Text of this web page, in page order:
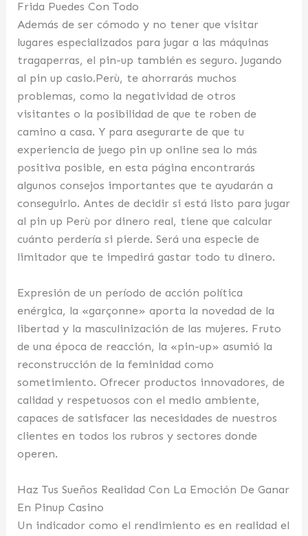
Frida Puedes Con Todo
Además de ser cómodo y no tener que visitar
lugares especializados para jugar a las máquinas
tragaperras, el pin-up también es seguro. Jugando
al pin up casio.Perù, te ahorrarás muchos
problemas, como la negatividad de otros
visitantes o la posibilidad de que te roben de
camino a casa. Y para asegurarte de que tu
experiencia de juego pin up online sea lo más
positiva posible, en esta página encontrarás
algunos consejos importantes que te ayudarán a
conseguirlo. Antes de decidir si está listo para jugar
al pin up Perù por dinero real, tiene que calcular
cuánto perdería si pierde. Será una especie de
limitador que te impedirá gastar todo tu dinero.
Expresión de un período de acción política
enérgica, la «garçonne» aporta la novedad de la
libertad y la masculinización de las mujeres. Fruto
de una época de reacción, la «pin-up» asumió la
reconstrucción de la feminidad como
sometimiento. Ofrecer productos innovadores, de
calidad y respetuosos con el medio ambiente,
capaces de satisfacer las necesidades de nuestros
clientes en todos los rubros y sectores donde
operen.
Haz Tus Sueños Realidad Con La Emoción De Ganar
En Pinup Casino
Un indicador como el rendimiento es en realidad el